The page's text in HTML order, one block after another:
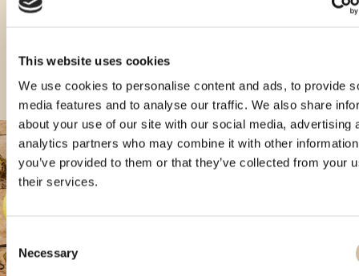
This website uses cookies
We use cookies to personalise content and ads, to provide
media features and to analyse our traffic. We also share
about your use of our site with our social media, advertising
analytics partners who may combine it with other
you’ve provided to them or that they’ve collected from your
their services.
Consent
Selection
Necessary